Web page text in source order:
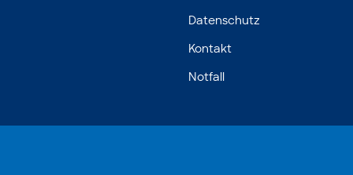
Datenschutz
Kontakt
Notfall